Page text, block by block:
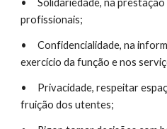
•
Solidariedade, na
profissionais;
•
Confidencialidade, na
exercício da função e nos
•
Privacidade, respeitar
fruição dos utentes;